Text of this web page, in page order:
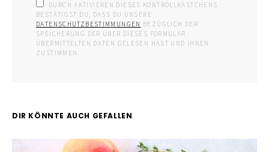
DURCH AKTIVIEREN DIESES KONTROLLKÄSTCHENS
BESTÄTIGST DU, DASS DU UNSERE
DATENSCHUTZBESTIMMUNGEN BEZÜGLICH DER
SPEICHERUNG DER ÜBER DIESES FORMULAR
ÜBERMITTELTEN DATEN GELESEN HAST UND IHNEN
ZUSTIMMEN.
DIR KÖNNTE AUCH GEFALLEN